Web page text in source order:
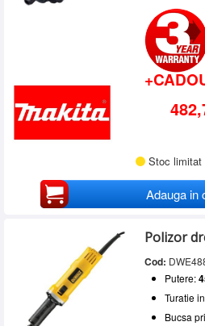
Stoc limitat
Adauga in
Polizor
Cod:
Putere:
Turatie
Bucsa